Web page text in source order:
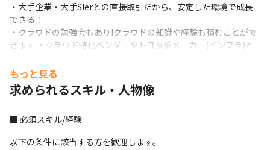
・大手企業・大手SIerとの直接取引だから、安定した環境で成⾧
できる！
・クラウドの勉強会もあり!クラウドの知識や経験も積むことがで
きます ・クラウド特化ベンダーやトヨタ系メーカー(インフラ)と
した経営基盤で働くことがで きます(2025年1月時点)
✔ 副業OK！ 本業だけじゃなく、副業でも自分の可能性を広げられ
✔ 「やりたい！」を全力で応援！技術・学習支援制度あり
られる
もっと見る
求められるスキル・人物像
■ 必須スキル/経験
以下の条件に該当する方を歓迎します。